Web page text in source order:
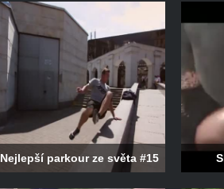
Nejlepší parkour ze světa #15